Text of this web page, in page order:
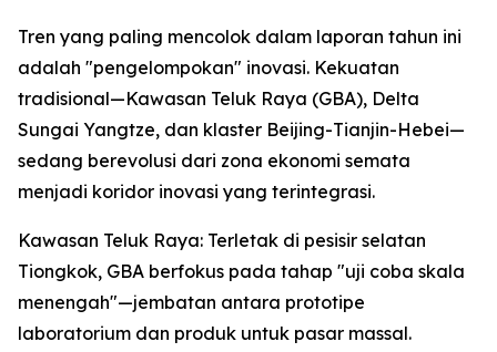
Tren yang paling mencolok dalam laporan tahun ini
adalah "pengelompokan" inovasi. Kekuatan
tradisional—Kawasan Teluk Raya (GBA), Delta
Sungai Yangtze, dan klaster Beijing-Tianjin-Hebei—
sedang berevolusi dari zona ekonomi semata
menjadi koridor inovasi yang terintegrasi.
Kawasan Teluk Raya: Terletak di pesisir selatan
Tiongkok, GBA berfokus pada tahap "uji coba skala
menengah"—jembatan antara prototipe
laboratorium dan produk untuk pasar massal.